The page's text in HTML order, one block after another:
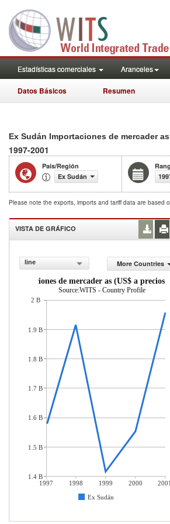
Estadísticas comerciales Aranceles
Datos Básicos Resumen
Ex Sudán Importaciones de mercader as
1997-2001
País/Región
Ex Sudán
Please note the exports, imports and tariff data are
VISTA DE GRÁFICO
line
More Countries
Importaciones de mercader as (US$ a precios
Source:WITS - Country Profile
1997 1998 1999 2000
2001
Ex Sudán
2 B
1.9 B
1.8 B
1.7 B
1.6 B
1.5 B
1.4 B